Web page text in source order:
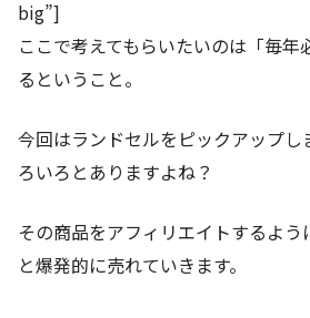
big”]
ここで考えてもらいたいのは「毎年
るということ。
今回はランドセルをピックアップ
ろいろとありますよね？
その商品をアフィリエイトするよう
と爆発的に売れていきます。